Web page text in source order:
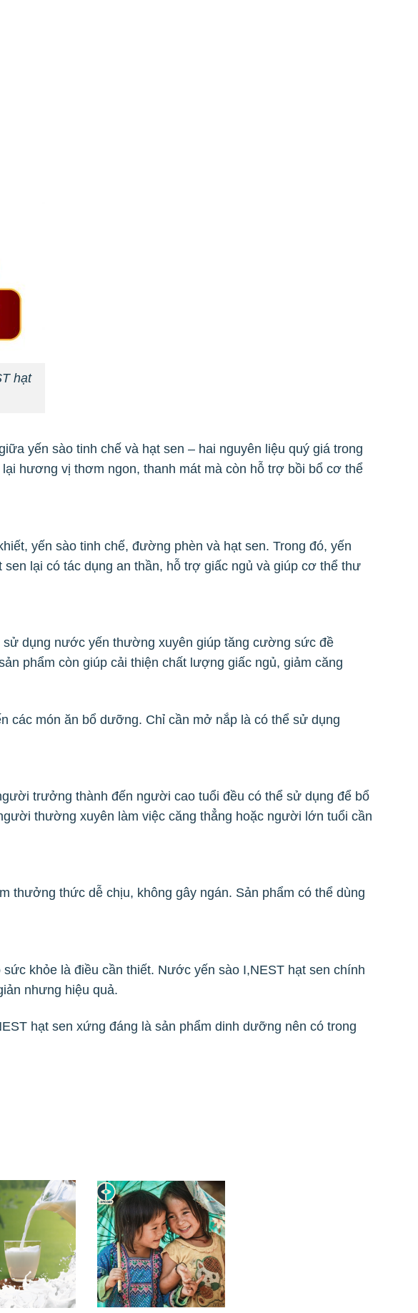
hạt
yến sào tinh chế và hạt sen – hai nguyên liệu quý giá trong
hương vị thơm ngon, thanh mát mà còn hỗ trợ bồi bổ cơ thể
yến sào tinh chế, đường phèn và hạt sen. Trong đó, yến
lại có tác dụng an thần, hỗ trợ giấc ngủ và giúp cơ thể thư
dụng nước yến thường xuyên giúp tăng cường sức đề
phẩm còn giúp cải thiện chất lượng giấc ngủ, giảm căng
các món ăn bổ dưỡng. Chỉ cần mở nắp là có thể sử dụng
trưởng thành đến người cao tuổi đều có thể sử dụng để bổ
thường xuyên làm việc căng thẳng hoặc người lớn tuổi cần
thưởng thức dễ chịu, không gây ngán. Sản phẩm có thể dùng
khỏe là điều cần thiết. Nước yến sào I,NEST hạt sen chính
nhưng hiệu quả.
hạt sen xứng đáng là sản phẩm dinh dưỡng nên có trong